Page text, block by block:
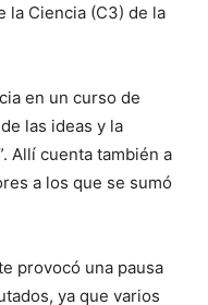
la Ciencia (C3) de la
en un curso de
las ideas y la
Allí cuenta también a
a los que se sumó
provocó una pausa
ya que varios